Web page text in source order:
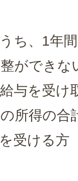
ち、1年
ができな
与を受
所得の合
受ける方